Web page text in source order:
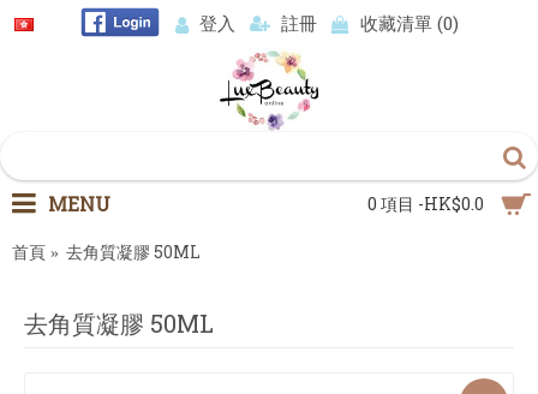
登入 註冊 收藏清單 (0)
0 項目 -HK$0.0
MENU
首頁 去角質凝膠 50ML
去角質凝膠 50ML